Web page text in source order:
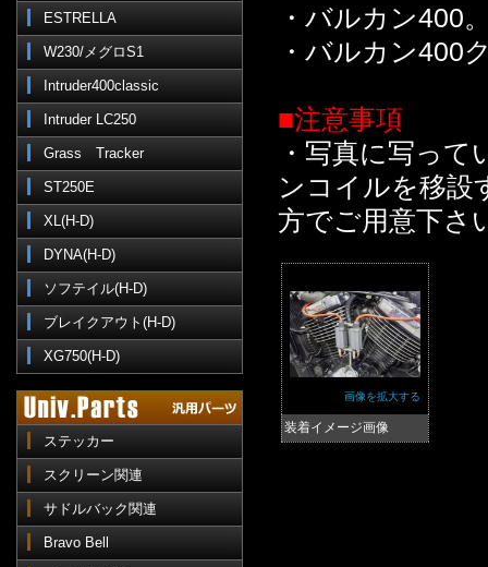
ESTRELLA
W230/メグロS1
Intruder400classic
Intruder LC250
Grass Tracker
ST250E
XL(H-D)
DYNA(H-D)
ソフテイル(H-D)
ブレイクアウト(H-D)
XG750(H-D)
ステッカー
スクリーン関連
サドルバック関連
Bravo Bell
・バルカン400
・バルカン400
■注意事項
・写真に写っ
ンコイルを移設
方でご用意下さ
画像を拡大する
装着イメージ画像